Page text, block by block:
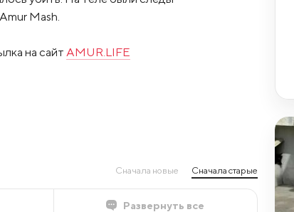
Mash.
на сайт AMUR.LIFE
Сначала новые Сначала старые
Развернуть все